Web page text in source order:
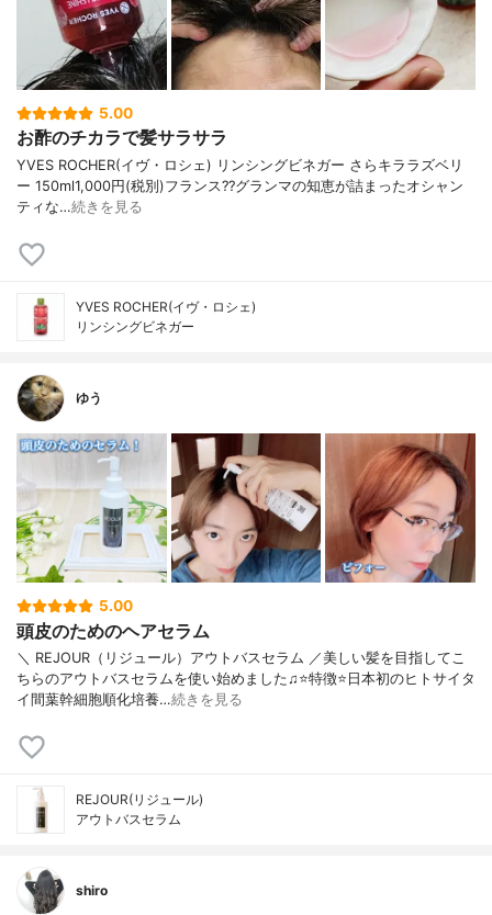
5.00
お酢のチカラで髪サラサラ
YVES ROCHER(イヴ・ロシェ) リンシングビネガー さらキララズベリ
ー 150ml1,000円(税別)フランス??グランマの知恵が詰まったオシャン
ティな…続きを見る
YVES ROCHER(イヴ・ロシェ)
リンシングビネガー
ゆう
5.00
頭皮のためのヘアセラム
＼ REJOUR（リジュール）アウトバスセラム ／美しい髪を目指してこ
ちらのアウトバスセラムを使い始めました♫⭐️特徴⭐️日本初のヒトサイタ
イ間葉幹細胞順化培養…続きを見る
REJOUR(リジュール)
アウトバスセラム
shiro